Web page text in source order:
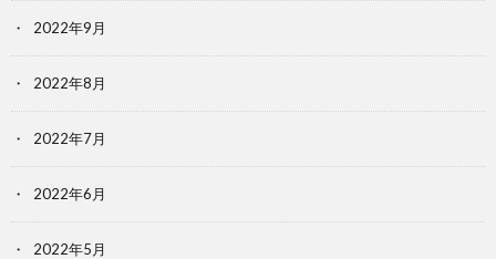
2022年9月
2022年8月
2022年7月
2022年6月
2022年5月